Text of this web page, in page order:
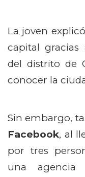
La joven
capital
del distrito de
conocer la
Sin embargo,
Facebook, al
por tres
una